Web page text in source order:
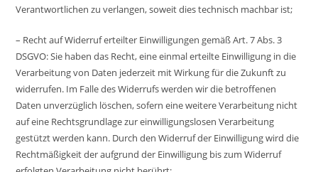
Verantwortlichen zu verlangen, soweit dies technisch machbar ist;
– Recht auf Widerruf erteilter Einwilligungen gemäß Art. 7 Abs. 3
DSGVO: Sie haben das Recht, eine einmal erteilte Einwilligung in die
Verarbeitung von Daten jederzeit mit Wirkung für die Zukunft zu
widerrufen. Im Falle des Widerrufs werden wir die betroffenen
Daten unverzüglich löschen, sofern eine weitere Verarbeitung nicht
auf eine Rechtsgrundlage zur einwilligungslosen Verarbeitung
gestützt werden kann. Durch den Widerruf der Einwilligung wird die
Rechtmäßigkeit der aufgrund der Einwilligung bis zum Widerruf